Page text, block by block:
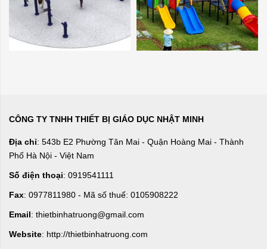
CÔNG TY TNHH THIẾT BỊ GIÁO DỤC NHẬT MINH
Địa chỉ: 543b E2 Phường Tân Mai - Quận Hoàng Mai - Thành
Phố Hà Nội - Việt Nam
Số điện thoại: 0919541111
Fax: 0977811980 - Mã số thuế: 0105908222
Email: thietbinhatruong@gmail.com
Website: http://thietbinhatruong.com